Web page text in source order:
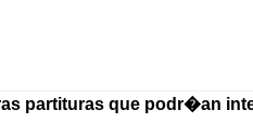
partituras que podr�an